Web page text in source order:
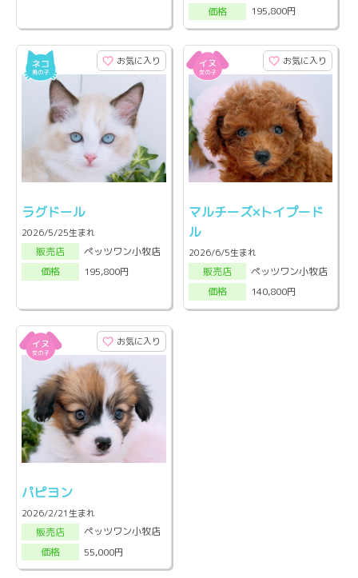
価格 195,800円
お気に入り
ラグドール
2026/5/25生まれ
販売店
ペッツワン小牧店
価格
195,800円
お気に入り
マルチーズ×トイプード
ル
2026/6/5生まれ
販売店
ペッツワン小牧店
価格
140,800円
お気に入り
パピヨン
2026/2/21生まれ
販売店
ペッツワン小牧店
価格
55,000円